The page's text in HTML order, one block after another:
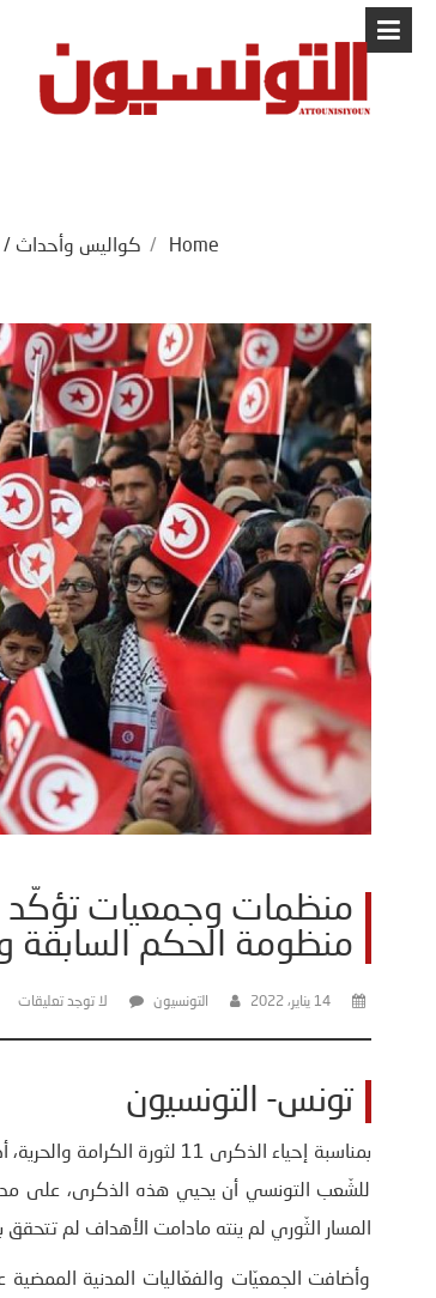
Home
/ كواليس وأحداث /
منظمات وجمعيات
منظومة الحكم السابقة
14 يناير، 2022 التونسيون لا توجد تعليقات
تونس- التونسيون
بمناسبة إحياء الذكرى 11
للشّعب التونسي أن يحيي هذه الذكرى، على
المسار الثّوري لم ينته مادامت الأهداف لم تتحقق
وأضافت الجمعيّات والفعّاليات المدنية